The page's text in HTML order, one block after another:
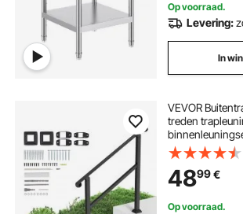
Op voorraad.
Levering:
In
VEVOR
treden
leuningen voor
verandaleuning
1016 mm, zwart
4899€
Op voorraad.